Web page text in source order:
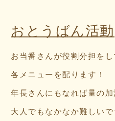
おとうばん活動
お当番さんが役割分担をし
各メニューを配ります！
年長さんにもなれば量の
大人でもなかなか難しいで